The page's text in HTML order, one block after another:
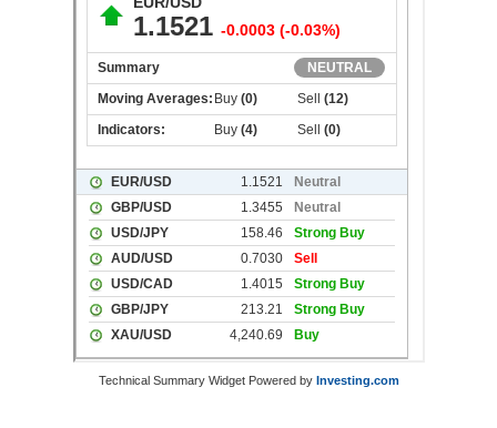
Technical Summary Widget Powered by Investing.com